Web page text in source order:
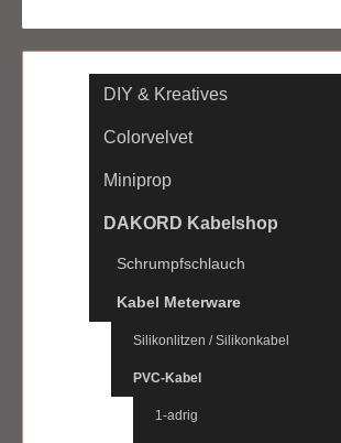
DIY & Kreatives
Colorvelvet
Miniprop
DAKORD Kabelshop
Schrumpfschlauch
Kabel Meterware
Silikonlitzen / Silikonkabel
PVC-Kabel
1-adrig